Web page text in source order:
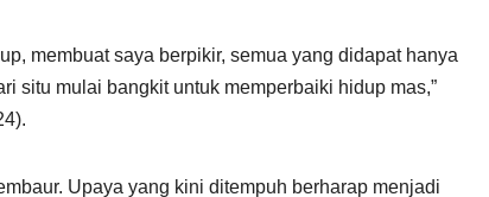
membuat saya berpikir, semua yang didapat hanya
situ mulai bangkit untuk memperbaiki hidup mas,”
Upaya yang kini ditempuh berharap menjadi